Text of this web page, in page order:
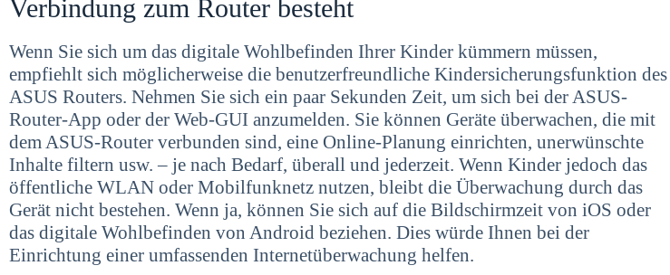
Verbindung zum Router besteht
Wenn Sie sich um das digitale Wohlbefinden Ihrer Kinder kümmern müssen,
empfiehlt sich möglicherweise die benutzerfreundliche Kindersicherungsfunktion des
ASUS Routers. Nehmen Sie sich ein paar Sekunden Zeit, um sich bei der ASUS-
Router-App oder der Web-GUI anzumelden. Sie können Geräte überwachen, die mit
dem ASUS-Router verbunden sind, eine Online-Planung einrichten, unerwünschte
Inhalte filtern usw. – je nach Bedarf, überall und jederzeit. Wenn Kinder jedoch das
öffentliche WLAN oder Mobilfunknetz nutzen, bleibt die Überwachung durch das
Gerät nicht bestehen. Wenn ja, können Sie sich auf die Bildschirmzeit von iOS oder
das digitale Wohlbefinden von Android beziehen. Dies würde Ihnen bei der
Einrichtung einer umfassenden Internetüberwachung helfen.